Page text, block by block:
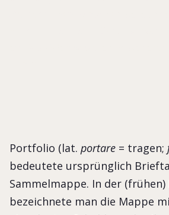
Portfolio (lat. portare = tragen;
bedeutete ursprünglich
Sammelmappe. In der
bezeichnete man die Mappe